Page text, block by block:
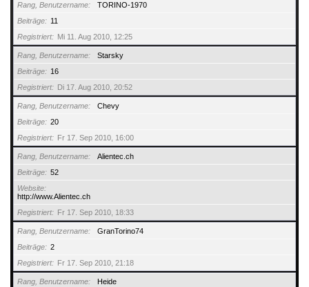
Rang, Benutzername
TORINO-1970
Beiträge
11
Registriert
Mi 11. Aug 2010, 12:25
Rang, Benutzername
Starsky
Beiträge
16
Registriert
Di 17. Aug 2010, 20:52
Rang, Benutzername
Chevy
Beiträge
20
Registriert
Fr 17. Sep 2010, 16:00
Rang, Benutzername
Alientec.ch
Beiträge
52
Website
http://www.Alientec.ch
Registriert
Fr 17. Sep 2010, 18:33
Rang, Benutzername
GranTorino74
Beiträge
2
Registriert
Fr 17. Sep 2010, 21:18
Rang, Benutzername Heide